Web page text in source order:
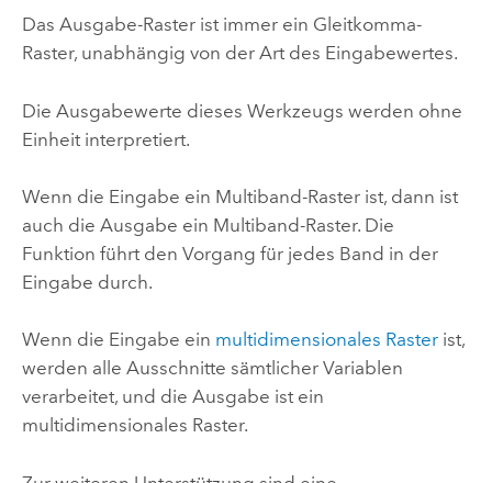
Das Ausgabe-Raster ist immer ein Gleitkomma-
Raster, unabhängig von der Art des Eingabewertes.
Die Ausgabewerte dieses Werkzeugs werden ohne
Einheit interpretiert.
Wenn die Eingabe ein Multiband-Raster ist, dann ist
auch die Ausgabe ein Multiband-Raster. Die
Funktion führt den Vorgang für jedes Band in der
Eingabe durch.
Wenn die Eingabe ein multidimensionales Rasterist,
werden alle Ausschnitte sämtlicher Variablen
verarbeitet, und die Ausgabe ist ein
multidimensionales Raster.